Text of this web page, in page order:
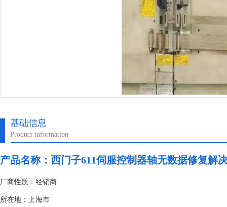
基础信息
Product information
产品名称： 西门子611伺服控制器轴无数据修复解
厂商性质：经销商
所在地：上海市